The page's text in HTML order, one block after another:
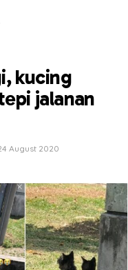
kucing
jalanan
August 2020